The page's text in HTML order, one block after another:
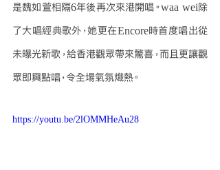
是魏如萱相隔6年後再次來港開唱。waa wei除
了大唱經典歌外，她更在Encore時首度唱出從
未曝光新歌，給香港觀眾帶來驚喜，而且更讓觀
眾即興點唱，令全場氣氛熾熱。
https://youtu.be/2lOMMHeAu28